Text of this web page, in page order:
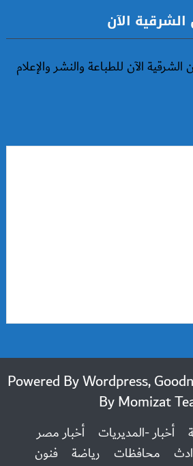
الآن
الآن للطباعة والنشر والإعلام
2014 Powered By Wordpress,
ByMomizat
أخبار -المديريات
أخبار مصر
محافظات رياضة
فنون